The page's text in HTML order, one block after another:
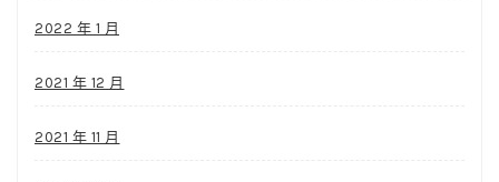
2022 年 1 月
2021 年 12 月
2021 年 11 月